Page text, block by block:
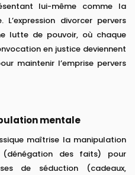
lui-même comme la
divorcer pervers
lutte de pouvoir, où chaque
en justice deviennent
maintenir l’emprise pervers
mentale
maîtrise la manipulation
(dénégation des faits) pour
de séduction (cadeaux,